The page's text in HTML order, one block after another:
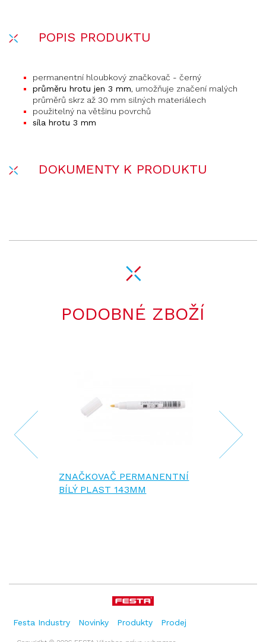
POPIS PRODUKTU
permanentní hloubkový značkovač - černý
průměru hrotu jen 3 mm, umožňuje značení malých
průměrů skrz až 30 mm silných materiálech
použitelný na většinu povrchů
síla hrotu 3 mm
DOKUMENTY K PRODUKTU
PODOBNÉ ZBOŽÍ
ZNAČKOVAČ PERMANENTNÍ
BÍLÝ PLAST 143MM
Festa Industry Novinky Produkty Prodej